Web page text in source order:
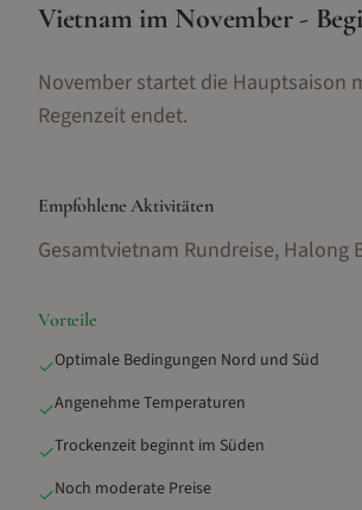
Vietnam im November -
November startet die Hauptsaison
Regenzeit endet.
Empfohlene Aktivitäten
Gesamtvietnam Rundreise, Halong
Vorteile
✓Optimale Bedingungen Nord und Süd
✓Angenehme Temperaturen
✓Trockenzeit beginnt im Süden
✓Noch moderate Preise